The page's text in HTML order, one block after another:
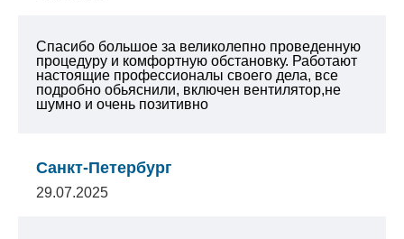
Спасибо большое за великолепно проведенную
процедуру и комфортную обстановку. Работают
настоящие профессионалы своего дела, все
подробно обьяснили, включен вентилятор,не
шумно и очень позитивно
Санкт-Петербург
29.07.2025